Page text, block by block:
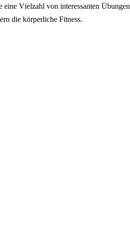
eine Vielzahl von interessanten Übungen
die körperliche Fitness.